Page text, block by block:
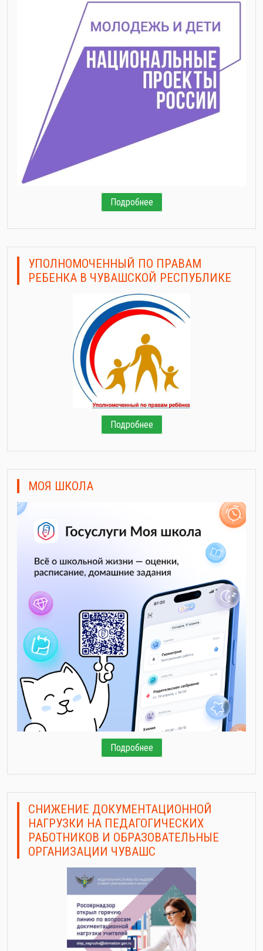
Подробнее
УПОЛНОМОЧЕННЫЙ ПО ПРАВАМ
РЕБЕНКА В ЧУВАШСКОЙ РЕСПУБЛИКЕ
Подробнее
МОЯ ШКОЛА
Подробнее
СНИЖЕНИЕ ДОКУМЕНТАЦИОННОЙ
НАГРУЗКИ НА ПЕДАГОГИЧЕСКИХ
РАБОТНИКОВ И ОБРАЗОВАТЕЛЬНЫЕ
ОРГАНИЗАЦИИ ЧУВАШС